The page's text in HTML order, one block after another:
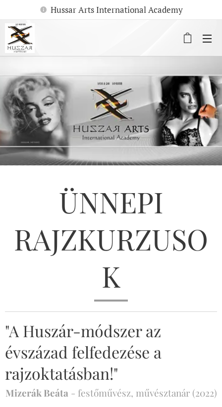
Hussar Arts International Academy
.
ÜNNEPI
RAJZKURZUSO
K
"A Huszár-módszer az
évszázad felfedezése a
rajzoktatásban!"
Mizerák Beáta - festőművész, művésztanár (2022)